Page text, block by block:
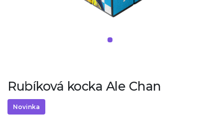
Rubíková kocka Ale Chan
Novinka